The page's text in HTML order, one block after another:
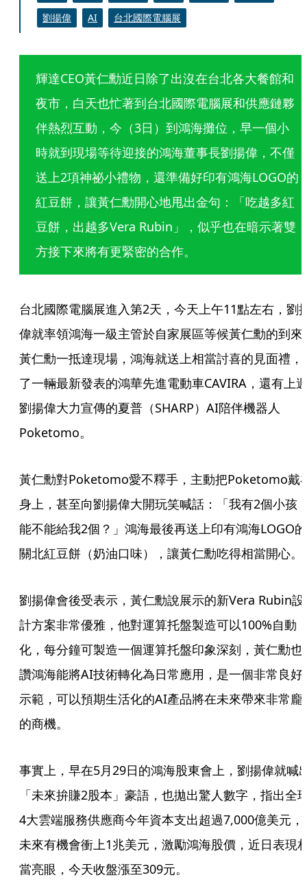
劉揚偉
AI 台北國際電腦展
輝達CEO黃仁勳近日除了出沒在台北各大餐館和
夜市，白天也忙著到台北國際電腦展和供應鏈夥
伴熱烈互動，今（3日）到鴻海攤位，早一個小
時就到現場等待迎接的鴻海董事長劉揚偉，不僅
送上2項神祕小禮物，還準備好印有鴻海LOGO的
紅豆餅，讓黃仁勳開心地甩出金句：「吃越多紅
豆餅，出越多Vera Rubin」，似乎也在暗示著雙
方接下來將有更緊密的合作。
台北國際電腦展進入第2天，今天上午11點左右，劉
偉就率領鴻海一級主管於自家展區等候黃仁勳的到來
黃仁勳一抵達現場，鴻海就送上相當討喜的見面禮，
了一輛最新發表的鴻華先進電動車CAVIRA，還有上
劉揚偉大力宣傳的夏普（SHARP）AI陪伴機器人
Poketomo。
黃仁勳對Poketomo愛不釋手，主動把Poketomo戴
身上，甚至向劉揚偉大開玩笑喊話：「我有2個小孩
能不能給我2個？」鴻海最後再送上印有鴻海LOGO的
關北紅豆餅（奶油口味），讓黃仁勳吃得相當開心。
劉揚偉會後受表示，黃仁勳說展示的新Vera Rubin設
計方案非常優雅，他對運算托盤製造可以100%自動
化，每分鐘可製造一個運算托盤印象深刻，黃仁勳也
讚鴻海能將AI技術轉化為日常應用，是一個非常良好
示範，可以預期生活化的AI產品將在未來帶來非常龐
的商機。
事實上，早在5月29日的鴻海股東會上，劉揚偉就喊
「未來拚賺2股本」豪語，也拋出驚人數字，指出全
4大雲端服務供應商今年資本支出超過7,000億美元，
未來有機會衝上1兆美元，激勵鴻海股價，近日表現
當亮眼，今天收盤漲至309元。